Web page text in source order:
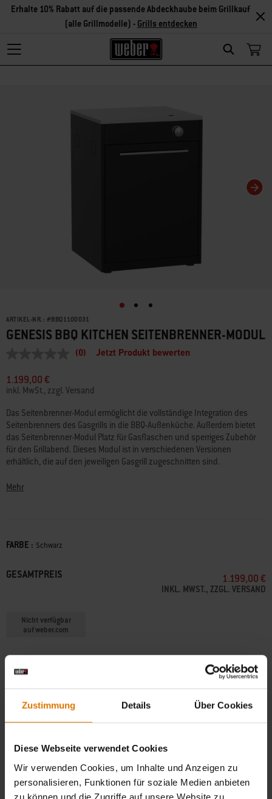
Zustimmung Details Über Cookies
Diese Webseite verwendet Cookies
Wir verwenden Cookies, um Inhalte und Anzeigen zu
personalisieren, Funktionen für soziale Medien anbieten
zu können und die Zugriffe auf unsere Website zu
Search
Erhalte 10% Rabatt auf die passende Abdeckhaube beim Grillkauf
(alle Grillmodelle) - Grills entdecken
ARTIKEL-NR.: #BBQ1100031
GENESIS BBQ KITCHEN SEITENBRENNER-MODUL
Link
auf
derselben
Seite.
(0) Jetzt Produkt bewerten
1.199,00 €
inkl. MwSt., zzgl. Versand
Das Seitenbrenner-Modul ermöglicht die vollständige Integration des
Seitenbrenners des Gasgrills in die BBQ-Außenküche. Außerdem bietet
das Seitenbrenner-Modul Platz für Gasflaschen und sperriges Zubehör
für den Grillabend. Dieses Modul ist in verschiedenen Versionen
erhältlich, die auf den jeweiligen Gasgrill zugeschnitten sind.
Arbeitsplattenhöhe: 930 bis 995 mm – individuell einstellbar
Mehr
Farbe
FARBE : Schwarz
GESAMTPREIS 1.199,00 €
INKL. MWST., ZZGL. VERSAND
Nicht verfügbar
auf weber.com
Kostenloser Versand ab Bestellwert 49 €, ansonsten Standardversand für
Kostenlose Retouren ( Mehr Informationen
Händler finden